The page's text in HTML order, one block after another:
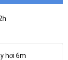
hơi 6m